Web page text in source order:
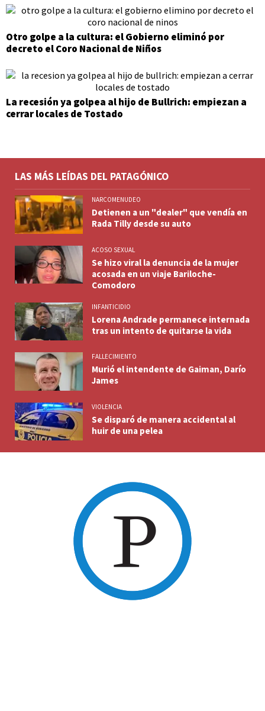
Otro golpe a la cultura: el Gobierno eliminó por
decreto el Coro Nacional de Niños
La recesión ya golpea al hijo de Bullrich: empiezan a
cerrar locales de Tostado
LAS MÁS LEÍDAS DEL PATAGÓNICO
NARCOMENUDEO
Detienen a un "dealer" que vendía en
Rada Tilly desde su auto
ACOSO SEXUAL
Se hizo viral la denuncia de la mujer
acosada en un viaje Bariloche-
Comodoro
INFANTICIDIO
Lorena Andrade permanece internada
tras un intento de quitarse la vida
FALLECIMIENTO
Murió el intendente de Gaiman, Darío
James
VIOLENCIA
Se disparó de manera accidental al
huir de una pelea